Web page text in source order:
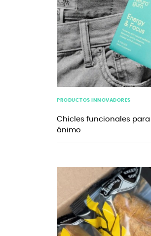
PRODUCTOS INNOVADORES
Chicles funcionales
ánimo